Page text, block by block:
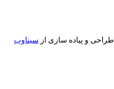
طراحی و پیاده سازی از سیناوب